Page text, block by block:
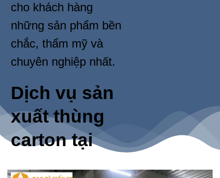
cho khách hàng
những sản phẩm bền
chắc, thẩm mỹ và
chuyên nghiệp nhất.
Dịch vụ sản
xuất thùng
carton tại